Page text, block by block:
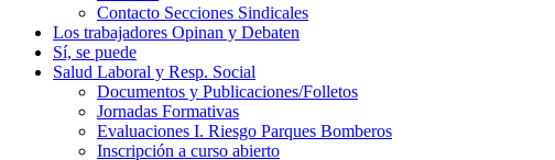
Contacto Secciones Sindicales
Los trabajadores Opinan y Debaten
Sí, se puede
Salud Laboral y Resp. Social
Documentos y Publicaciones/Folletos
Jornadas Formativas
Evaluaciones I. Riesgo Parques Bomberos
Inscripción a curso abierto